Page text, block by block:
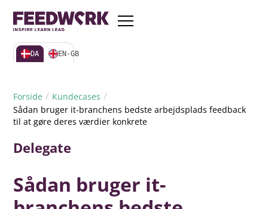
DA EN-GB
Forside / Kundecases /
Sådan bruger it-branchens bedste arbejdsplads feedback
til at gøre deres værdier konkrete
Delegate
Sådan bruger it-